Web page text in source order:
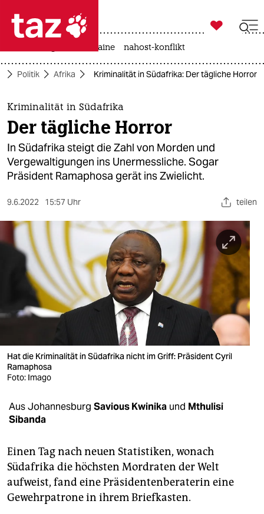
 taz zahl ich
taz zahl ich
themen
politik
öko
sport
berlin
nord
wahrheit
verlag
verlag
shop
unterstützen
abo
genossenschaft

taz zahl ich
krieg in der ukraine nahost-konflikt
Politik Afrika Kriminalität in Südafrika: Der tägliche Horror
Kriminalität in Südafrika
Der tägliche Horror
In Südafrika steigt die Zahl von Morden und
Vergewaltigungen ins Unermessliche. Sogar
Präsident Ramaphosa gerät ins Zwielicht.
9.6.2022 15:57 Uhr teilen
Hat die Kriminalität in Südafrika nicht im Griff: Präsident Cyril
Ramaphosa
Foto: Imago
Aus Johannesburg Savious Kwinika und Mthulisi
Sibanda
Einen Tag nach neuen Statistiken, wonach
Südafrika die höchsten Mordraten der Welt
aufweist, fand eine Präsidentenberaterin eine
Gewehrpatrone in ihrem Briefkasten.